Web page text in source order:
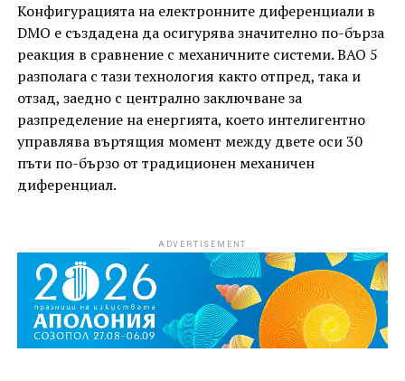
Конфигурацията на електронните диференциали в
DMO е създадена да осигурява значително по-бърза
реакция в сравнение с механичните системи. BAO 5
разполага с тази технология както отпред, така и
отзад, заедно с централно заключване за
разпределение на енергията, което интелигентно
управлява въртящия момент между двете оси 30
пъти по-бързо от традиционен механичен
диференциал.
ADVERTISEMENT